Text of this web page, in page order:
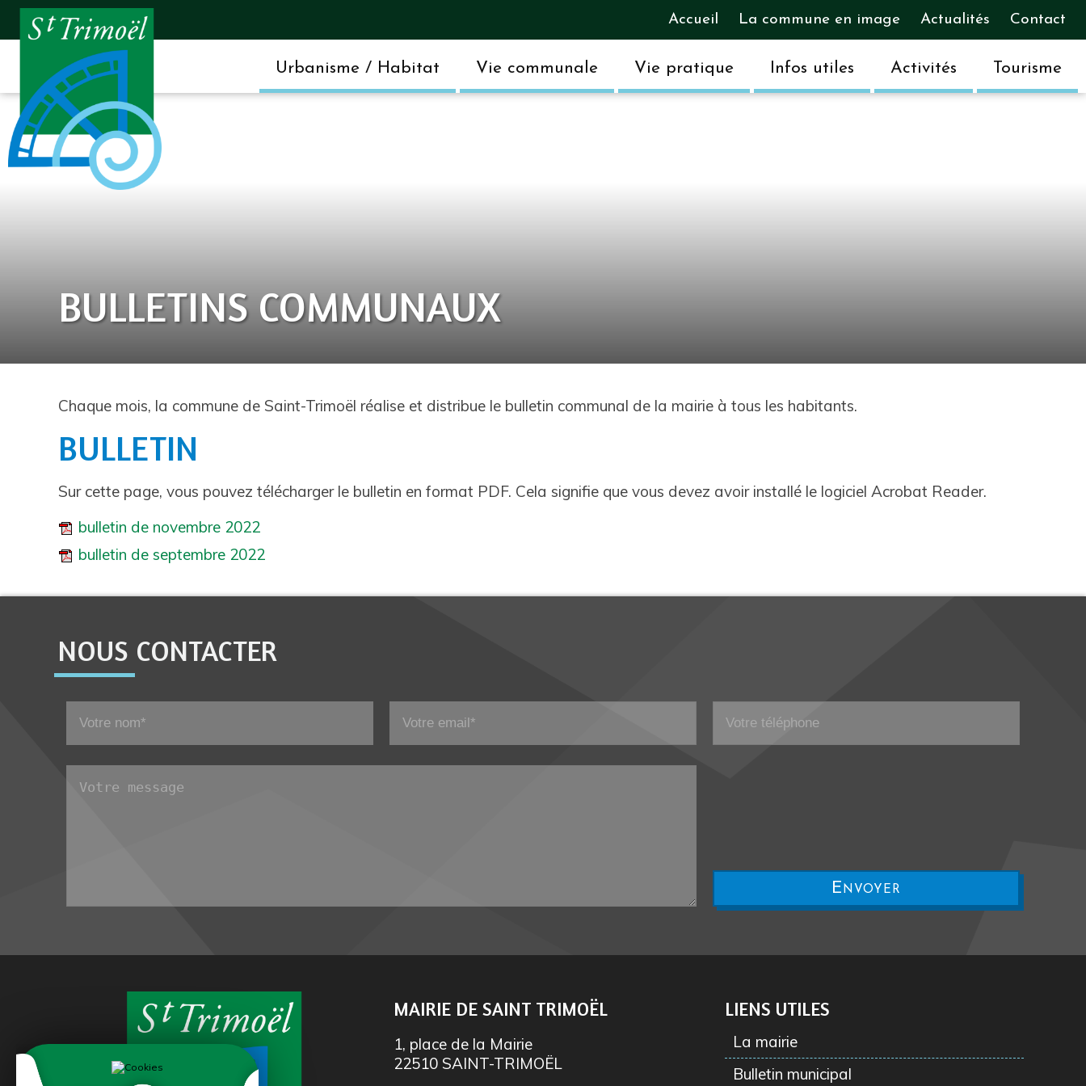
Accueil La commune en image Actualités Contact
Urbanisme / Habitat Vie communale Vie pratique Infos utiles Activités Tourisme
BULLETINS COMMUNAUX
Chaque mois, la commune de Saint-Trimoël réalise et distribue le bulletin communal de la mairie à tous les habitants.
BULLETIN
Sur cette page, vous pouvez télécharger le bulletin en format PDF. Cela signifie que vous devez avoir installé le logiciel Acrobat Reader.
bulletin de novembre 2022
bulletin de septembre 2022
NOUS CONTACTER
MAIRIE DE SAINT TRIMOËL
1, place de la Mairie
22510 SAINT-TRIMOËL
LIENS UTILES
La mairie
Bulletin municipal